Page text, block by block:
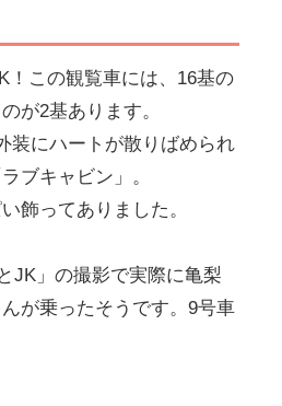
！この観覧車には、16基の
が2基あります。
装にハートが散りばめられ
ブキャビン」。
飾ってありました。
JK」の撮影で実際に亀梨
が乗ったそうです。9号車